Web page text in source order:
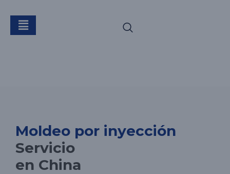
Moldeo por
Moldeo por inyección
Servicio
en China